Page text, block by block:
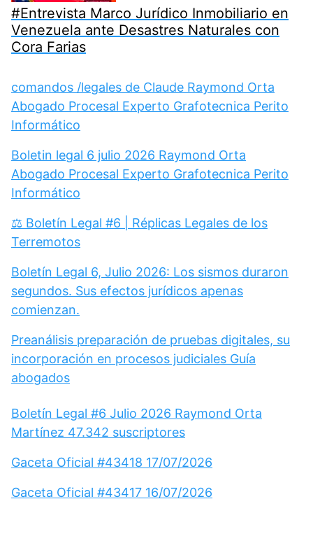
#Entrevista Marco Jurídico Inmobiliario en
Venezuela ante Desastres Naturales con
Cora Farias
comandos /legales de Claude Raymond Orta
Abogado Procesal Experto Grafotecnica Perito
Informático
Boletin legal 6 julio 2026 Raymond Orta
Abogado Procesal Experto Grafotecnica Perito
Informático
⚖️ Boletín Legal #6 | Réplicas Legales de los
Terremotos
Boletín Legal 6, Julio 2026: Los sismos duraron
segundos. Sus efectos jurídicos apenas
comienzan.
Preanálisis preparación de pruebas digitales, su
incorporación en procesos judiciales Guía
abogados
Boletín Legal #6 Julio 2026 Raymond Orta
Martínez 47.342 suscriptores
Gaceta Oficial #43418 17/07/2026
Gaceta Oficial #43417 16/07/2026